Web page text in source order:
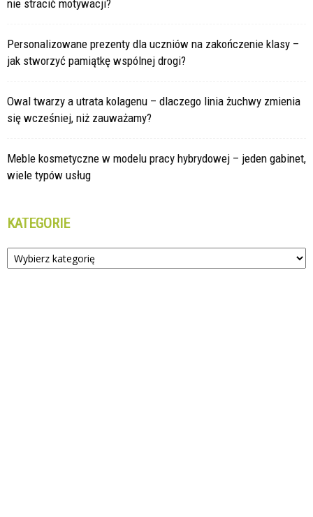
nie stracić motywacji?
Personalizowane prezenty dla uczniów na zakończenie klasy –
jak stworzyć pamiątkę wspólnej drogi?
Owal twarzy a utrata kolagenu – dlaczego linia żuchwy zmienia
się wcześniej, niż zauważamy?
Meble kosmetyczne w modelu pracy hybrydowej – jeden gabinet,
wiele typów usług
KATEGORIE
Kategorie